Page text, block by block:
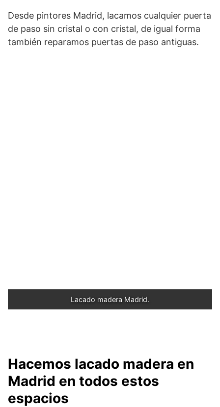
Desde pintores Madrid, lacamos cualquier puerta
de paso sin cristal o con cristal, de igual forma
también reparamos puertas de paso antiguas.
Lacado madera Madrid.
Hacemos lacado madera en
Madrid en todos estos
espacios